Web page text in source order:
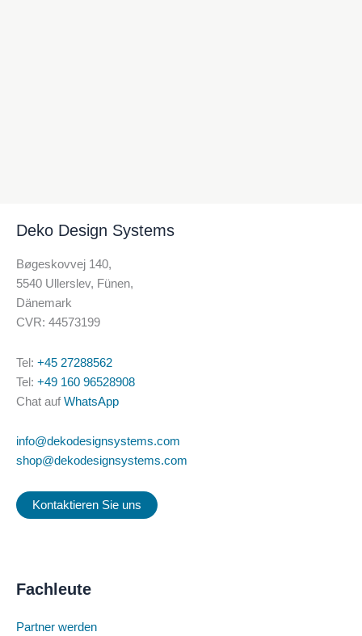
Deko Design Systems
Bøgeskovvej 140,
5540 Ullerslev, Fünen,
Dänemark
CVR: 44573199
Tel: +45 27288562
Tel: +49 160 96528908
Chat auf WhatsApp
info@dekodesignsystems.com
shop@dekodesignsystems.com
Kontaktieren Sie uns
Fachleute
Partner werden